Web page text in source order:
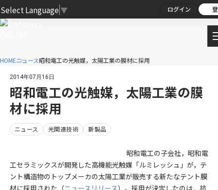
Select Language ▼ ログイン
HOMEニュース昭和電工の光触媒，太陽工業の膜材に採用
2014年07月16日
昭和電工の光触媒，太陽工業の膜
材に採用
ニュース 光関連技術 新製品
昭和電工の子会社，昭和電
工セラミックスが開発した高機能光触媒「ルミレッシュ」が，テ
ント構造物のトップメーカの太陽工業が販売する新たなテント膜
材に採用された（ニュースリリース）。採用が決定したのは，抗